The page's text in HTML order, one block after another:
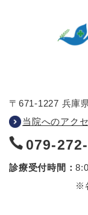
〒671-1227 兵庫
当院へのアク
079-
診療受付時間：
※